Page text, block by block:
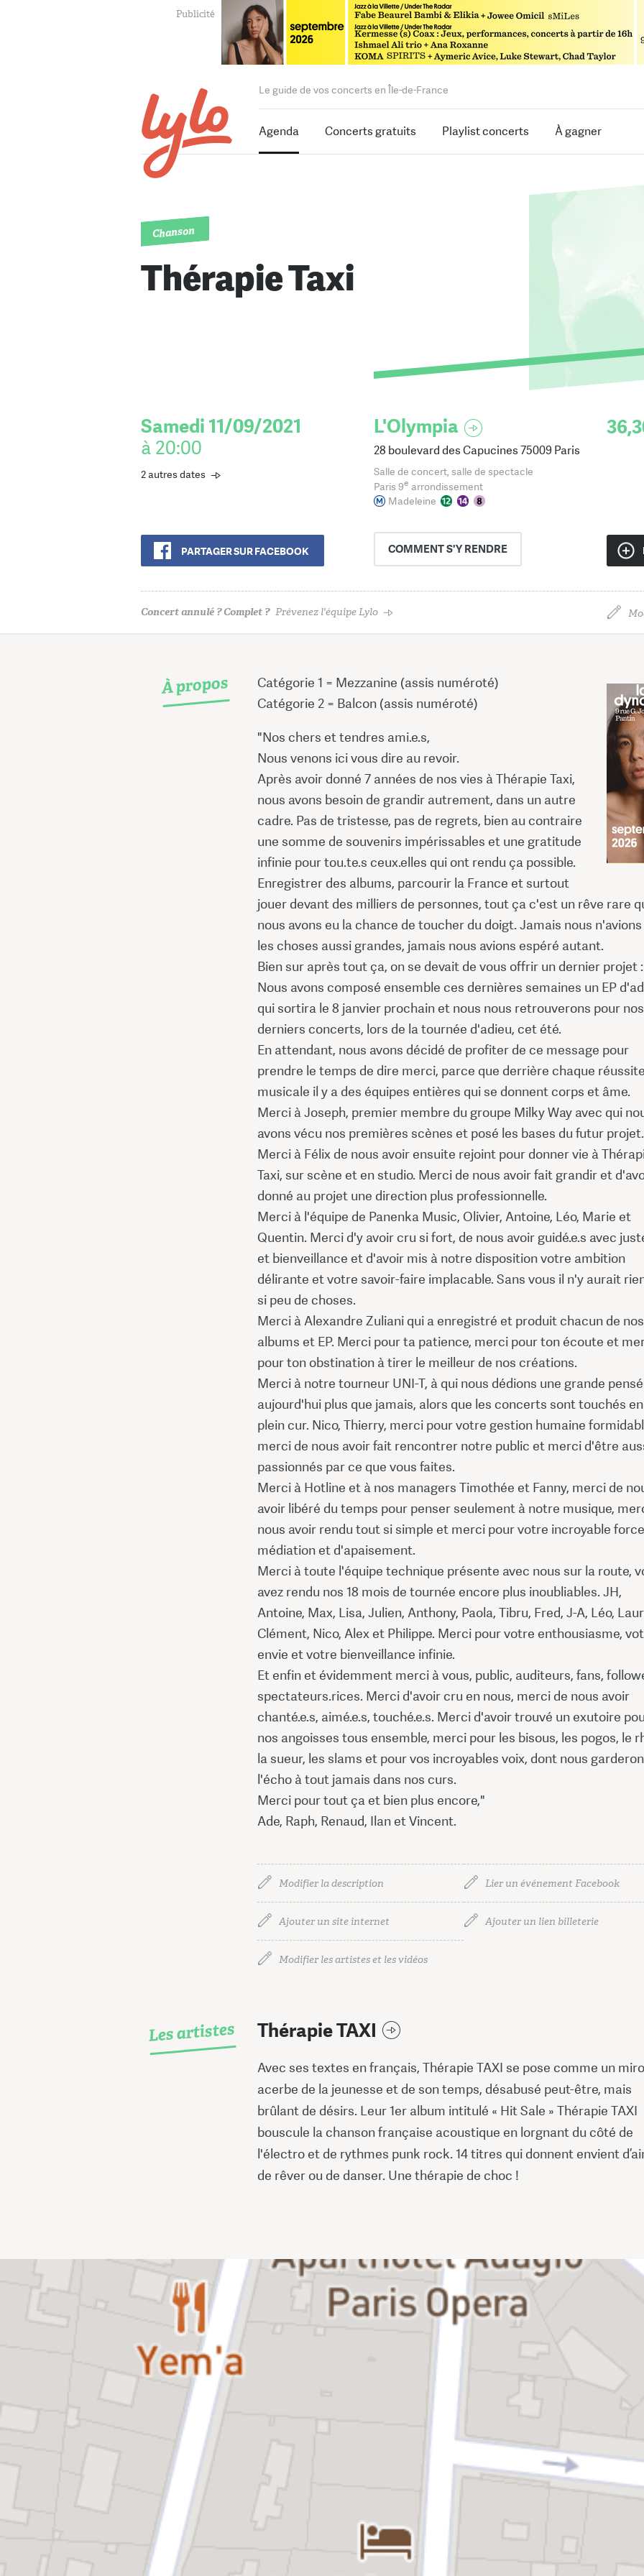
Le guide de vos concerts en Île-de-France
Agenda Concerts gratuits Playlist concerts À gagner
Chanson
Thérapie Taxi
Samedi 11/09/2021
à 20:00
2 autres dates
PARTAGER SUR FACEBOOK
L'Olympia
28 boulevard des Capucines 75009 Paris
Salle de concert, salle de spectacle
Paris 9e arrondissement
Madeleine
COMMENTS'Y RENDRE
Concert annulé ? Complet ? Prévenez l'équipe Lylo
À propos
Catégorie 1 = Mezzanine (assis numéroté)
Catégorie 2 = Balcon (assis numéroté)
"Nos chers et tendres ami.e.s,
Nous venons ici vous dire au revoir.
Après avoir donné 7 années de nos vies à Thérapie Taxi,
nous avons besoin de grandir autrement, dans un autre
cadre. Pas de tristesse, pas de regrets, bien au contraire
une somme de souvenirs impérissables et une gratitude
infinie pour tou.te.s ceux.elles qui ont rendu ça possible.
Enregistrer des albums, parcourir la France et surtout
jouer devant des milliers de personnes, tout ça c'est un rêve rare
nous avons eu la chance de toucher du doigt. Jamais nous n'avions
les choses aussi grandes, jamais nous avions espéré autant.
Bien sur après tout ça, on se devait de vous offrir un dernier projet :
Nous avons composé ensemble ces dernières semaines un EP
qui sortira le 8 janvier prochain et nous nous retrouverons pour nos
derniers concerts, lors de la tournée d'adieu, cet été.
En attendant, nous avons décidé de profiter de ce message pour
prendre le temps de dire merci, parce que derrière chaque réussite
musicale il y a des équipes entières qui se donnent corps et âme.
Merci à Joseph, premier membre du groupe Milky Way avec qui
avons vécu nos premières scènes et posé les bases du futur projet.
Merci à Félix de nous avoir ensuite rejoint pour donner vie à
Taxi, sur scène et en studio. Merci de nous avoir fait grandir et
donné au projet une direction plus professionnelle.
Merci à l'équipe de Panenka Music, Olivier, Antoine, Léo, Marie et
Quentin. Merci d'y avoir cru si fort, de nous avoir guidé.e.s avec
et bienveillance et d'avoir mis à notre disposition votre ambition
délirante et votre savoir-faire implacable. Sans vous il n'y aurait
si peu de choses.
Merci à Alexandre Zuliani qui a enregistré et produit chacun de nos
albums et EP. Merci pour ta patience, merci pour ton écoute et
pour ton obstination à tirer le meilleur de nos créations.
Merci à notre tourneur UNI-T, à qui nous dédions une grande
aujourd'hui plus que jamais, alors que les concerts sont touchés en
plein cur. Nico, Thierry, merci pour votre gestion humaine
merci de nous avoir fait rencontrer notre public et merci d'être
passionnés par ce que vous faites.
Merci à Hotline et à nos managers Timothée et Fanny, merci de
avoir libéré du temps pour penser seulement à notre musique,
nous avoir rendu tout si simple et merci pour votre incroyable
médiation et d'apaisement.
Merci à toute l'équipe technique présente avec nous sur la route,
avez rendu nos 18 mois de tournée encore plus inoubliables. JH,
Antoine, Max, Lisa, Julien, Anthony, Paola, Tibru, Fred, J-A, Léo,
Clément, Nico, Alex et Philippe. Merci pour votre enthousiasme,
envie et votre bienveillance infinie.
Et enfin et évidemment merci à vous, public, auditeurs, fans,
spectateurs.rices. Merci d'avoir cru en nous, merci de nous avoir
chanté.e.s, aimé.e.s, touché.e.s. Merci d'avoir trouvé un exutoire
nos angoisses tous ensemble, merci pour les bisous, les pogos, le
la sueur, les slams et pour vos incroyables voix, dont nous
l'écho à tout jamais dans nos curs.
Merci pour tout ça et bien plus encore,"
Ade, Raph, Renaud, Ilan et Vincent.
Modifier la description Lier un événement Facebook
Ajouter un site internet Ajouter un lien billeterie
Modifier les artistes et les vidéos
Les artistes Thérapie TAXI
Avec ses textes en français, Thérapie TAXI se pose comme un
acerbe de la jeunesse et de son temps, désabusé peut-être, mais
brûlant de désirs. Leur 1er album intitulé « Hit Sale » Thérapie TAXI
bouscule la chanson française acoustique en lorgnant du côté de
l'électro et de rythmes punk rock. 14 titres qui donnent envient
de rêver ou de danser. Une thérapie de choc !